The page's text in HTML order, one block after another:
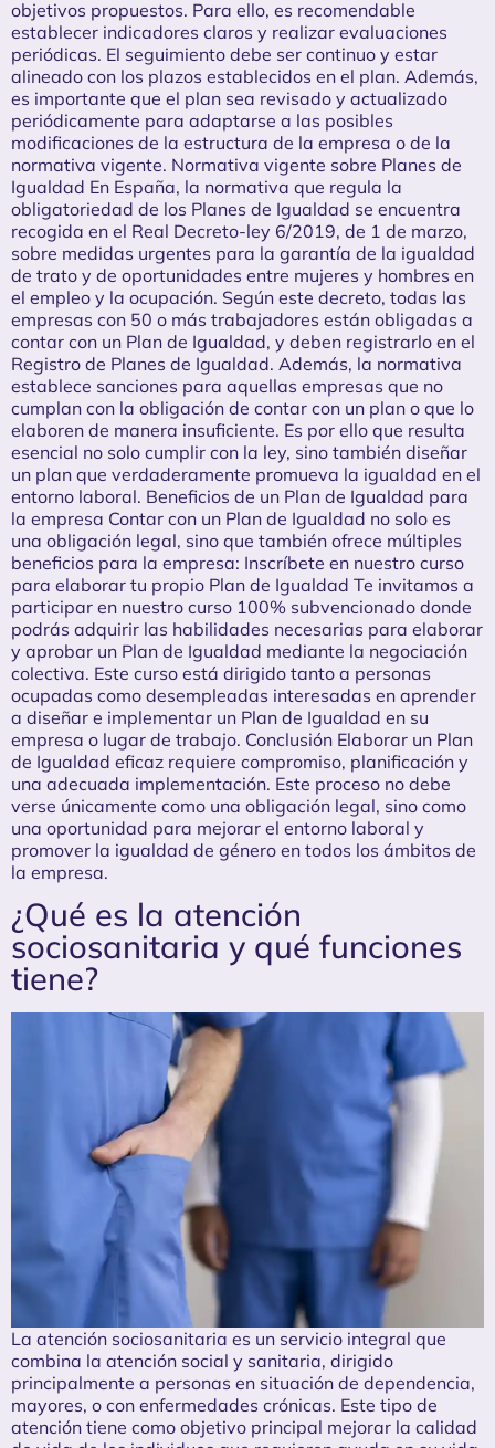
objetivos propuestos. Para ello, es recomendable
establecer indicadores claros y realizar evaluaciones
periódicas. El seguimiento debe ser continuo y estar
alineado con los plazos establecidos en el plan. Además,
es importante que el plan sea revisado y actualizado
periódicamente para adaptarse a las posibles
modificaciones de la estructura de la empresa o de la
normativa vigente. Normativa vigente sobre Planes de
Igualdad En España, la normativa que regula la
obligatoriedad de los Planes de Igualdad se encuentra
recogida en el Real Decreto-ley 6/2019, de 1 de marzo,
sobre medidas urgentes para la garantía de la igualdad
de trato y de oportunidades entre mujeres y hombres en
el empleo y la ocupación. Según este decreto, todas las
empresas con 50 o más trabajadores están obligadas a
contar con un Plan de Igualdad, y deben registrarlo en el
Registro de Planes de Igualdad. Además, la normativa
establece sanciones para aquellas empresas que no
cumplan con la obligación de contar con un plan o que lo
elaboren de manera insuficiente. Es por ello que resulta
esencial no solo cumplir con la ley, sino también diseñar
un plan que verdaderamente promueva la igualdad en el
entorno laboral. Beneficios de un Plan de Igualdad para
la empresa Contar con un Plan de Igualdad no solo es
una obligación legal, sino que también ofrece múltiples
beneficios para la empresa: Inscríbete en nuestro curso
para elaborar tu propio Plan de Igualdad Te invitamos a
participar en nuestro curso 100% subvencionado donde
podrás adquirir las habilidades necesarias para elaborar
y aprobar un Plan de Igualdad mediante la negociación
colectiva. Este curso está dirigido tanto a personas
ocupadas como desempleadas interesadas en aprender
a diseñar e implementar un Plan de Igualdad en su
empresa o lugar de trabajo. Conclusión Elaborar un Plan
de Igualdad eficaz requiere compromiso, planificación y
una adecuada implementación. Este proceso no debe
verse únicamente como una obligación legal, sino como
una oportunidad para mejorar el entorno laboral y
promover la igualdad de género en todos los ámbitos de
la empresa.
¿Qué es la atención
sociosanitaria y qué funciones
tiene?
La atención sociosanitaria es un servicio integral que
combina la atención social y sanitaria, dirigido
principalmente a personas en situación de dependencia,
mayores, o con enfermedades crónicas. Este tipo de
atención tiene como objetivo principal mejorar la calidad